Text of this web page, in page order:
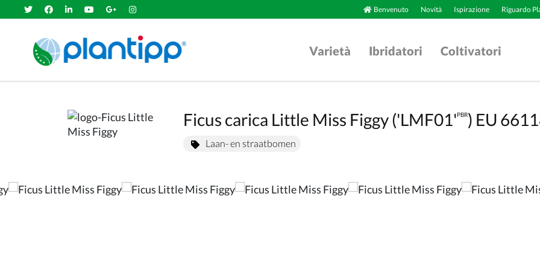
Benvenuto Novità Ispirazione Riguardo
Varietà Ibridatori Coltivatori
Ficus carica Little Miss Figgy ('LMF01'PBR) EU
Laan- en straatbomen